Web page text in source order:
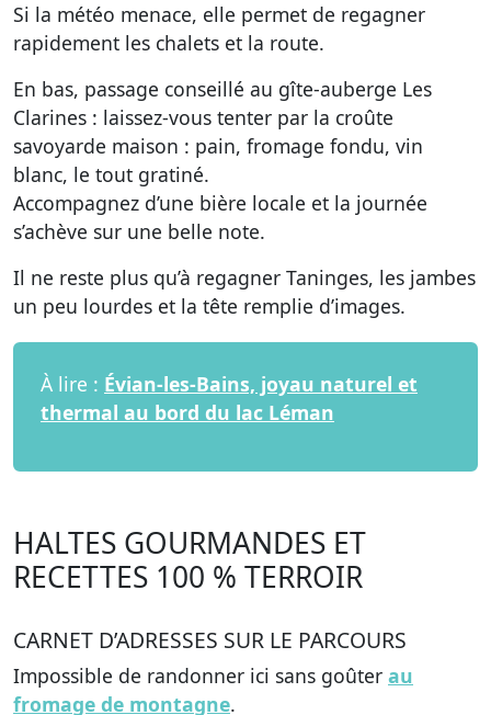
Si la météo menace, elle permet de regagner
rapidement les chalets et la route.
En bas, passage conseillé au gîte-auberge Les
Clarines : laissez-vous tenter par la croûte
savoyarde maison : pain, fromage fondu, vin
blanc, le tout gratiné.
Accompagnez d’une bière locale et la journée
s’achève sur une belle note.
Il ne reste plus qu’à regagner Taninges, les jambes
un peu lourdes et la tête remplie d’images.
À lire : Évian-les-Bains, joyau naturel et
thermal au bord du lac Léman
HALTES GOURMANDES ET
RECETTES 100 % TERROIR
CARNET D’ADRESSES SUR LE PARCOURS
Impossible de randonner ici sans goûter au
fromage de montagne.